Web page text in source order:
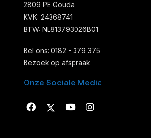
2809 PE Gouda
KVK: 24368741
BTW: NL813793026B01
Bel ons: 0182 - 379 375
Bezoek op afspraak
Onze Sociale Media